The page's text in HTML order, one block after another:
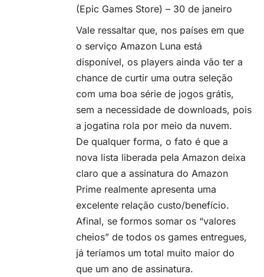
(Epic Games Store) – 30 de janeiro
Vale ressaltar que, nos países em que
o serviço Amazon Luna está
disponível, os players ainda vão ter a
chance de curtir uma outra seleção
com uma boa série de jogos grátis,
sem a necessidade de downloads, pois
a jogatina rola por meio da nuvem.
De qualquer forma, o fato é que a
nova lista liberada pela Amazon deixa
claro que a assinatura do Amazon
Prime realmente apresenta uma
excelente relação custo/benefício.
Afinal, se formos somar os “valores
cheios” de todos os games entregues,
já teríamos um total muito maior do
que um ano de assinatura.